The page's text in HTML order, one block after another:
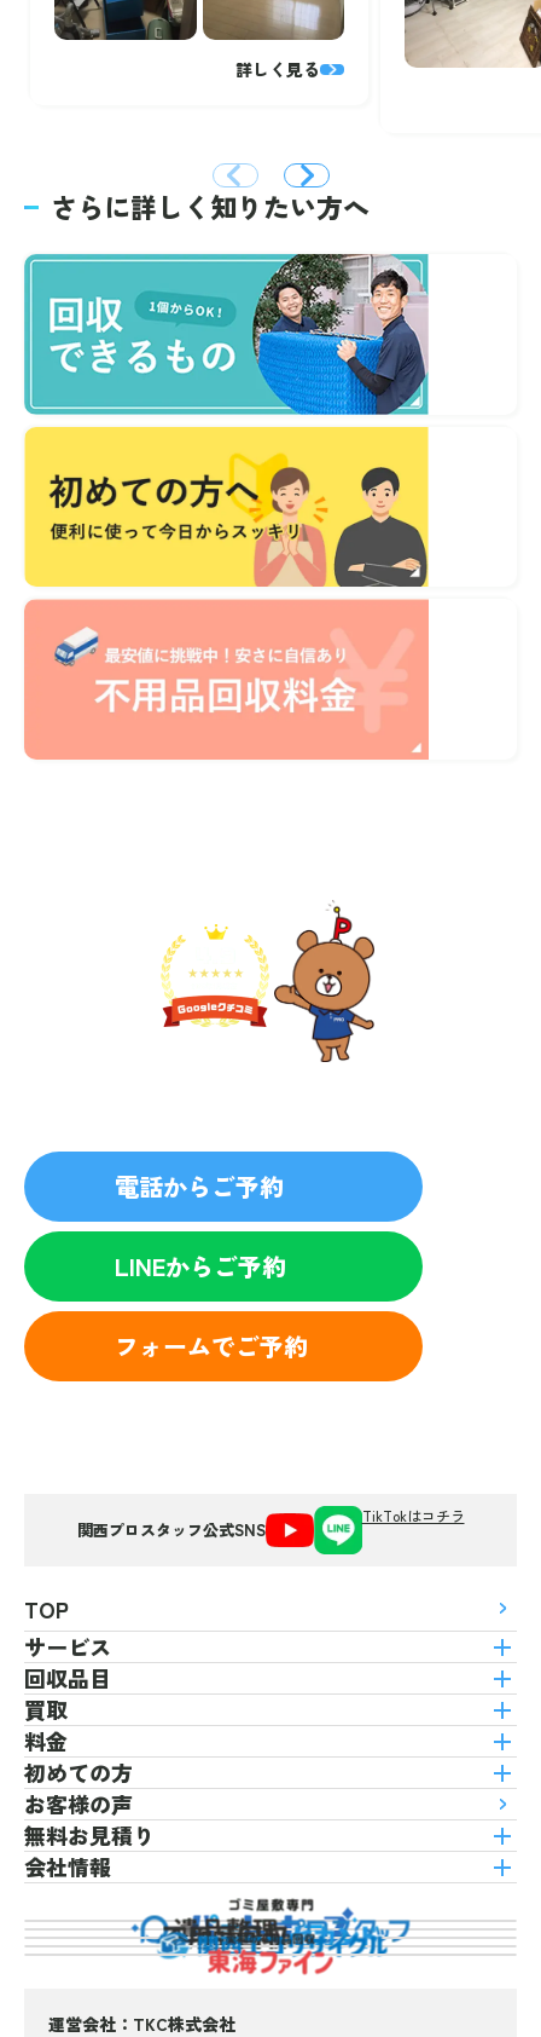
詳しく見る
さらに詳しく知りたい方へ
電話からご予約
LINEからご予約
フォームでご予約
関西プロスタッフ公式SNS
TikTokはコチラ
TOP
サービス
回収品目
買取
料金
初めての方
お客様の声
無料お見積り
会社情報
運営会社：TKC株式会社